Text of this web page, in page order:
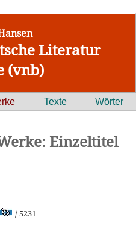
Literatur
(vnb)
Texte Wörter
Einzeltitel
/ 5231